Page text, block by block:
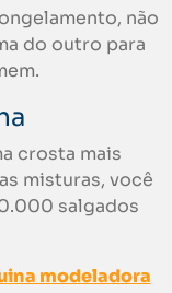
não
do outro para
crosta mais
misturas, você
salgados
modeladora